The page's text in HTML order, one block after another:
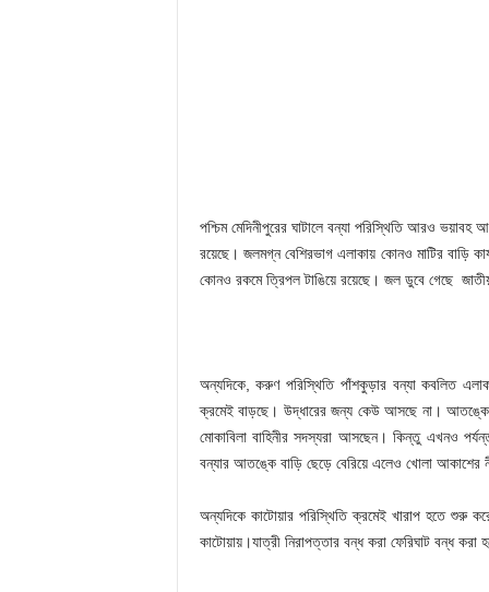
পশ্চিম মেদিনীপুরের ঘাটালে বন্যা পরিস্থিতি আরও
রয়েছে। জলমগ্ন বেশিরভাগ এলাকায় কোনও মাটির বাড়ি
কোনও রকমে ত্রিপল টাঙিয়ে রয়েছে। জল ডুবে গেছে
অন্যদিকে, করুণ পরিস্থিতি পাঁশকুড়ার বন্যা কবলিত
ক্রমেই বাড়ছে। উদ্ধারের জন্য কেউ আসছে না। আতঙ্কে
মোকাবিলা বাহিনীর সদস্যরা আসছেন। কিন্তু এখনও
বন্যার আতঙ্কে বাড়ি ছেড়ে বেরিয়ে এলেও খোলা আকাশের
অন্যদিকে কাটোয়ার পরিস্থিতি ক্রমেই খারাপ হতে শুরু
কাটোয়ায়।যাত্রী নিরাপত্তার বন্ধ করা ফেরিঘাট বন্ধ করা